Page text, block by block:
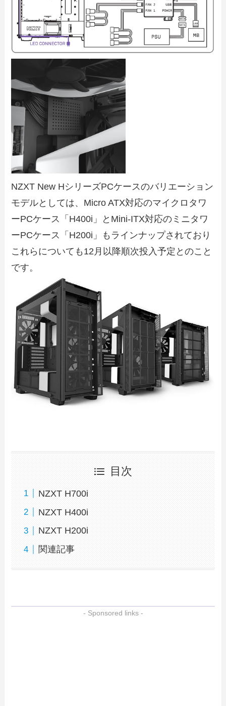
NZXT New HシリーズPCケースのバリエーション
モデルとしては、Micro ATX対応のマイクロタワ
ーPCケース「H400i」とMini-ITX対応のミニタワ
ーPCケース「H200i」もラインナップされており
これらについても12月以降順次投入予定とのこと
です。
目次
NZXT H700i
NZXT H400i
NZXT H200i
関連記事
- Sponsored links -